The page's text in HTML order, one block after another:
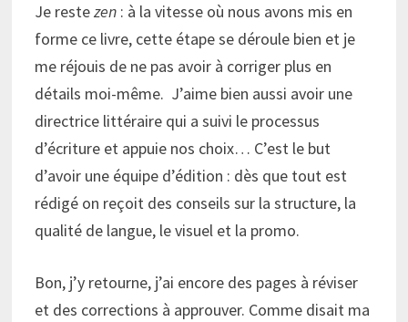
Je restezen: à la vitesse où nous avons mis en
forme ce livre, cette étape se déroule bien et je
me réjouis de ne pas avoir à corriger plus en
détails moi-même. J’aime bien aussi avoir une
directrice littéraire qui a suivi le processus
d’écriture et appuie nos choix… C’est le but
d’avoir une équipe d’édition : dès que tout est
rédigé on reçoit des conseils sur la structure, la
qualité de langue, le visuel et la promo.
Bon, j’y retourne, j’ai encore des pages à réviser
et des corrections à approuver. Comme disait ma